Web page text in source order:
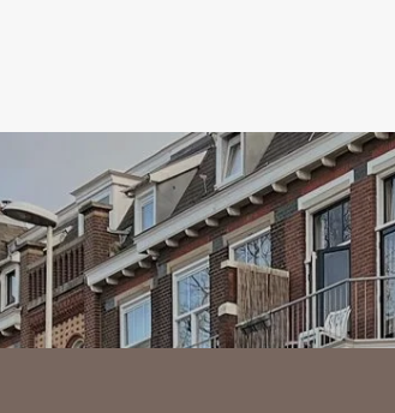
koffiemachine, koelkast
wie graag kookt.
slaapkamer met directe
op het noordwesten. Het
fijne lounge set, ideaal
de voorzijde bevinden zich
werk-, kinder- of
ligt centraal en is voorzien
inloopdouche en dubbele
both the
and is
stove,
anyone
At the
spacious
enough
perfect